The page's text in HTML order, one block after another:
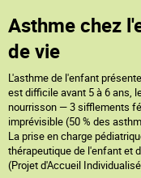
Asthme chez
de vie
L'asthme de l'enfant
est difficile avant 5 à 6 ans,
nourrisson — 3 sifflements
imprévisible (50 % des
La prise en charge
thérapeutique de l'enfant et
(Projet d'Accueil